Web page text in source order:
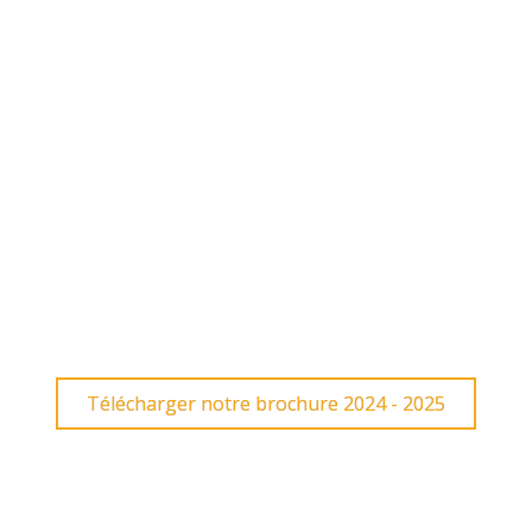
Télécharger notre brochure 2024 - 2025